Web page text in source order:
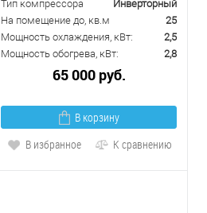
Тип компрессора
Инверторный
На помещение до, кв.м
25
Мощность охлаждения, кВт:
2,5
Мощность обогрева, кВт:
2,8
65 000 руб.
В корзину
В избранное
К сравнению